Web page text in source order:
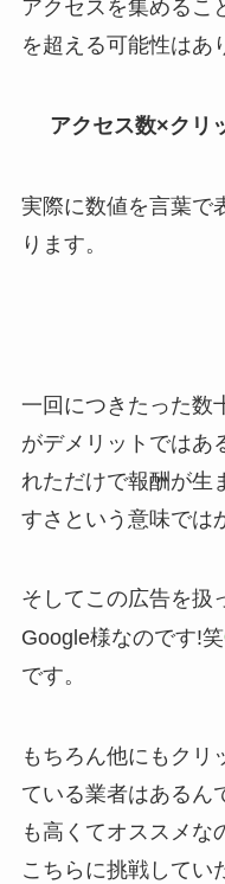
アクセスを集めるこ
を超える可能性はあ
アクセス数×クリ
実際に数値を言葉で
ります。
一回につきたった数
がデメリットではあ
れただけで報酬が生
すさという意味では
そしてこの広告を扱
Google様なのです!笑
です。
もちろん他にもクリ
ている業者はあるん
も高くてオススメな
こちらに挑戦してい